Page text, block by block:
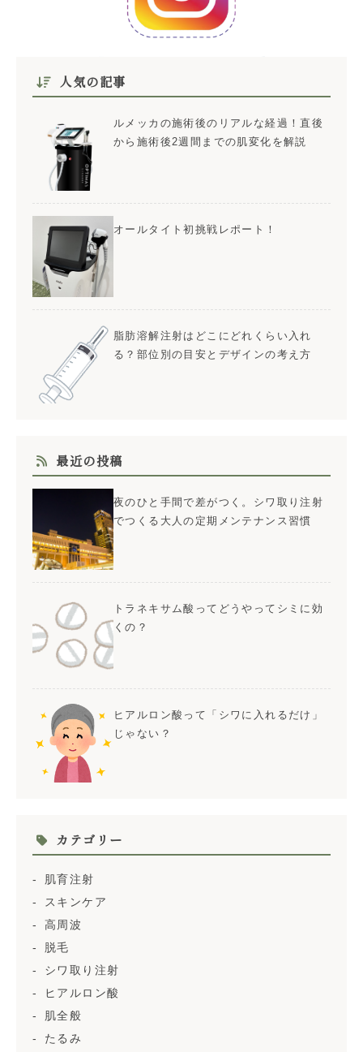
人気の記事
ルメッカの施術後のリアルな経過！直後
から施術後2週間までの肌変化を解説
オールタイト初挑戦レポート！
脂肪溶解注射はどこにどれくらい入れ
る？部位別の目安とデザインの考え方
最近の投稿
夜のひと手間で差がつく。シワ取り注射
でつくる大人の定期メンテナンス習慣
トラネキサム酸ってどうやってシミに効
くの？
ヒアルロン酸って「シワに入れるだけ」
じゃない？
カテゴリー
肌育注射
スキンケア
高周波
脱毛
シワ取り注射
ヒアルロン酸
肌全般
たるみ